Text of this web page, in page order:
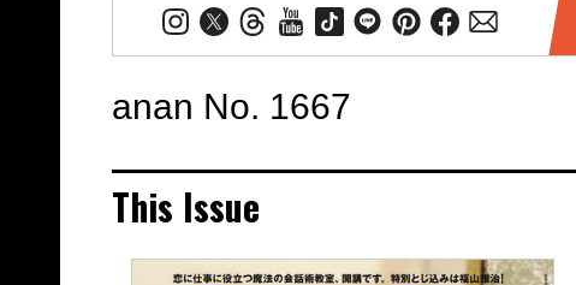
anan No. 1667
This Issue